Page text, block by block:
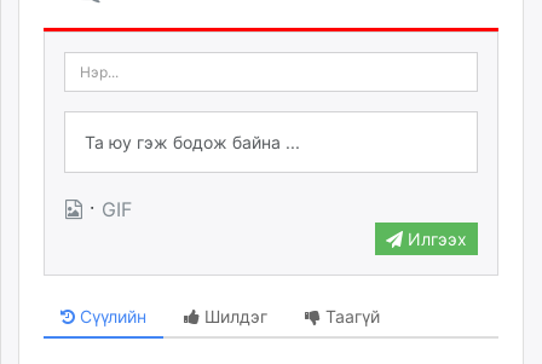
· GIF
Илгээх
Сүүлийн Шилдэг Таагүй